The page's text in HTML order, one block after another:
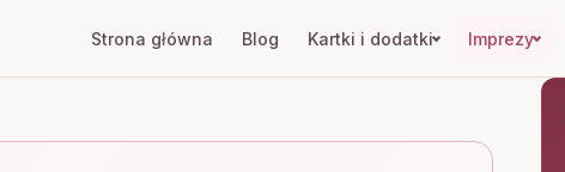
Strona główna Blog Kartki i dodatki Imprezy